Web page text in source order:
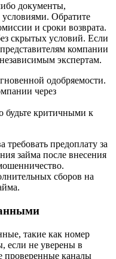
документы,
условиями. Обратите
и сроки возврата.
скрытых условий. Если
компании
экспертам.
одобряемости.
через
будьте критичными к
требовать предоплату за
займа после внесения
сборов на
такие как номер
если не уверены в
проверенные каналы